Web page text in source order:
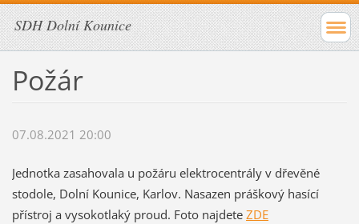
SDH Dolní Kounice
Požár
07.08.2021 20:00
Jednotka zasahovala u požáru elektrocentrály v dřevěné
stodole, Dolní Kounice, Karlov. Nasazen práškový hasící
přístroj a vysokotlaký proud. Foto najdete ZDE